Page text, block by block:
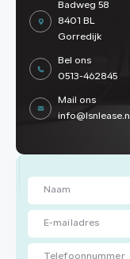
Badweg 58
8401 BL
Gorredijk
Bel ons
0513-462845
Mail ons
info@lsnlease.nl